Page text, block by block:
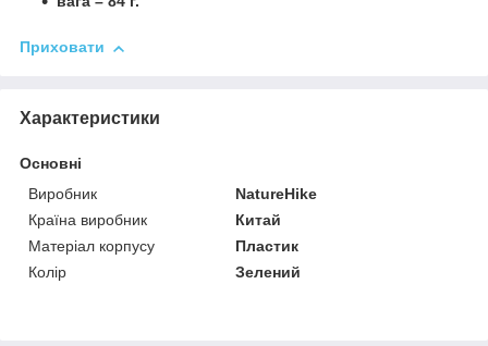
Приховати
Характеристики
Основні
Виробник
NatureHike
Країна виробник
Китай
Матеріал корпусу
Пластик
Колір
Зелений